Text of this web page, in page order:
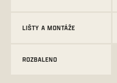
LIŠTY A MONTÁŽE
ROZBALENO